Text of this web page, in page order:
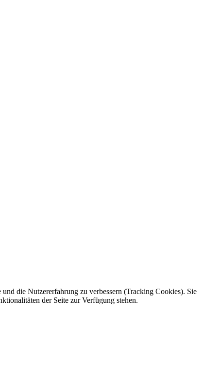
die Nutzererfahrung zu verbessern (Tracking Cookies). Sie
der Seite zur Verfügung stehen.